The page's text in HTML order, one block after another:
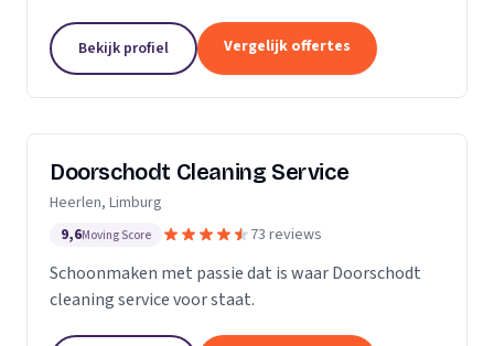
groeiende onderneming die zich uit wilt breiden in
het vak.
Bekijk profiel Vergelijk offertes
Doorschodt Cleaning Service
Heerlen, Limburg
9,6Moving Score 73 reviews
Schoonmaken met passie dat is waar Doorschodt
cleaning service voor staat.